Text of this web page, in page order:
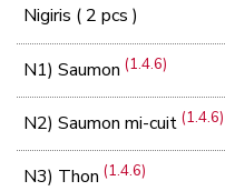
Nigiris ( 2 pcs )
N1) Saumon(1.4.6)
N2) Saumon mi-cuit(1.4.6)
N3) Thon(1.4.6)